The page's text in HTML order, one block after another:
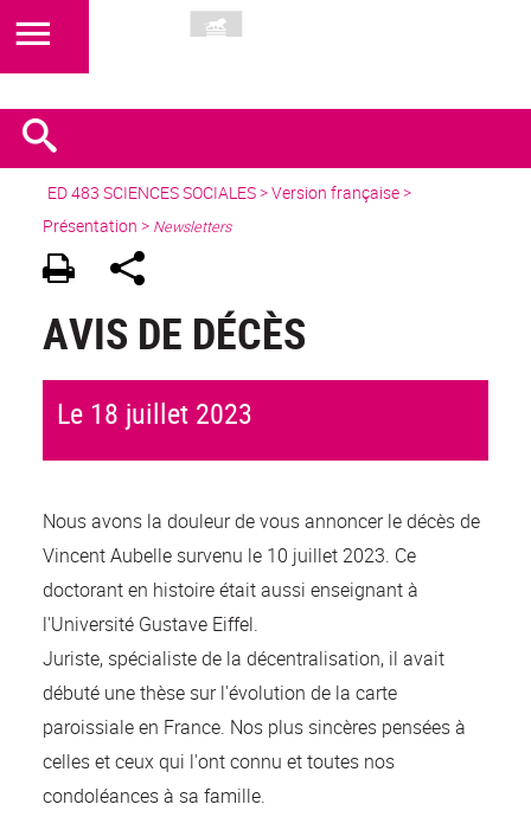
ED 483 SCIENCES SOCIALES>Version française>
Présentation > Newsletters
AVIS DE DÉCÈS
Le 18 juillet 2023
Nous avons la douleur de vous annoncer le décès de
Vincent Aubelle survenu le 10 juillet 2023. Ce
doctorant en histoire était aussi enseignant à
l'Université Gustave Eiffel.
Juriste, spécialiste de la décentralisation, il avait
débuté une thèse sur l'évolution de la carte
paroissiale en France. Nos plus sincères pensées à
celles et ceux qui l'ont connu et toutes nos
condoléances à sa famille.